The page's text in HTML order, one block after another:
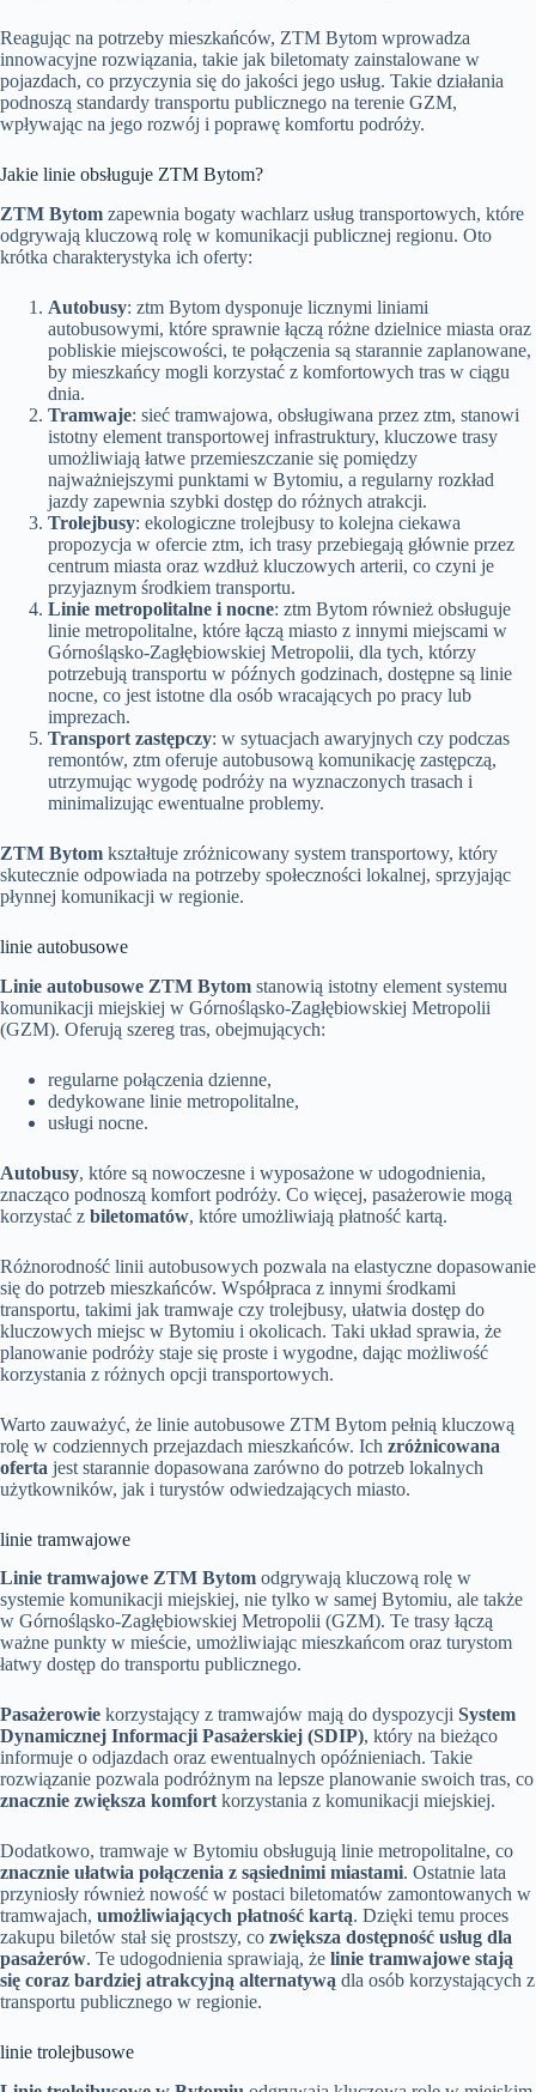
Reagując na potrzeby mieszkańców, ZTM Bytom wprowadza
innowacyjne rozwiązania, takie jak biletomaty zainstalowane w
pojazdach, co przyczynia się do jakości jego usług. Takie działania
podnoszą standardy transportu publicznego na terenie GZM,
wpływając na jego rozwój i poprawę komfortu podróży.
Jakie linie obsługuje ZTM Bytom?
ZTM Bytom zapewnia bogaty wachlarz usług transportowych, które
odgrywają kluczową rolę w komunikacji publicznej regionu. Oto
krótka charakterystyka ich oferty:
Autobusy: ztm Bytom dysponuje licznymi liniami
autobusowymi, które sprawnie łączą różne dzielnice miasta oraz
pobliskie miejscowości, te połączenia są starannie zaplanowane,
by mieszkańcy mogli korzystać z komfortowych tras w ciągu
dnia.
Tramwaje: sieć tramwajowa, obsługiwana przez ztm, stanowi
istotny element transportowej infrastruktury, kluczowe trasy
umożliwiają łatwe przemieszczanie się pomiędzy
najważniejszymi punktami w Bytomiu, a regularny rozkład
jazdy zapewnia szybki dostęp do różnych atrakcji.
Trolejbusy: ekologiczne trolejbusy to kolejna ciekawa
propozycja w ofercie ztm, ich trasy przebiegają głównie przez
centrum miasta oraz wzdłuż kluczowych arterii, co czyni je
przyjaznym środkiem transportu.
Linie metropolitalne i nocne: ztm Bytom również obsługuje
linie metropolitalne, które łączą miasto z innymi miejscami w
Górnośląsko-Zagłębiowskiej Metropolii, dla tych, którzy
potrzebują transportu w późnych godzinach, dostępne są linie
nocne, co jest istotne dla osób wracających po pracy lub
imprezach.
Transport zastępczy: w sytuacjach awaryjnych czy podczas
remontów, ztm oferuje autobusową komunikację zastępczą,
utrzymując wygodę podróży na wyznaczonych trasach i
minimalizując ewentualne problemy.
ZTM Bytom kształtuje zróżnicowany system transportowy, który
skutecznie odpowiada na potrzeby społeczności lokalnej, sprzyjając
płynnej komunikacji w regionie.
linie autobusowe
Linie autobusowe ZTM Bytom stanowią istotny element systemu
komunikacji miejskiej w Górnośląsko-Zagłębiowskiej Metropolii
(GZM). Oferują szereg tras, obejmujących:
regularne połączenia dzienne,
dedykowane linie metropolitalne,
usługi nocne.
Autobusy, które są nowoczesne i wyposażone w udogodnienia,
znacząco podnoszą komfort podróży. Co więcej, pasażerowie mogą
korzystać z biletomatów, które umożliwiają płatność kartą.
Różnorodność linii autobusowych pozwala na elastyczne dopasowanie
się do potrzeb mieszkańców. Współpraca z innymi środkami
transportu, takimi jak tramwaje czy trolejbusy, ułatwia dostęp do
kluczowych miejsc w Bytomiu i okolicach. Taki układ sprawia, że
planowanie podróży staje się proste i wygodne, dając możliwość
korzystania z różnych opcji transportowych.
Warto zauważyć, że linie autobusowe ZTM Bytom pełnią kluczową
rolę w codziennych przejazdach mieszkańców. Ich zróżnicowana
oferta jest starannie dopasowana zarówno do potrzeb lokalnych
użytkowników, jak i turystów odwiedzających miasto.
linie tramwajowe
Linie tramwajowe ZTM Bytom odgrywają kluczową rolę w
systemie komunikacji miejskiej, nie tylko w samej Bytomiu, ale także
w Górnośląsko-Zagłębiowskiej Metropolii (GZM). Te trasy łączą
ważne punkty w mieście, umożliwiając mieszkańcom oraz turystom
łatwy dostęp do transportu publicznego.
Pasażerowie korzystający z tramwajów mają do dyspozycji System
Dynamicznej Informacji Pasażerskiej (SDIP), który na bieżąco
informuje o odjazdach oraz ewentualnych opóźnieniach. Takie
rozwiązanie pozwala podróżnym na lepsze planowanie swoich tras, co
znacznie zwiększa komfortkorzystania z komunikacji miejskiej.
Dodatkowo, tramwaje w Bytomiu obsługują linie metropolitalne, co
znacznie ułatwia połączenia z sąsiednimi miastami. Ostatnie lata
przyniosły również nowość w postaci biletomatów zamontowanych w
tramwajach, umożliwiających płatność kartą. Dzięki temu proces
zakupu biletów stał się prostszy, co zwiększa dostępność usług dla
pasażerów. Te udogodnienia sprawiają, że linie tramwajowe stają
się coraz bardziej atrakcyjną alternatywą dla osób korzystających z
transportu publicznego w regionie.
linie trolejbusowe